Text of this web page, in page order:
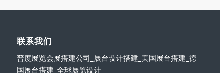
联系我们
普度展览会展搭建公司_展台设计搭建_美国展台搭建_德
国展台搭建_全球展览设计